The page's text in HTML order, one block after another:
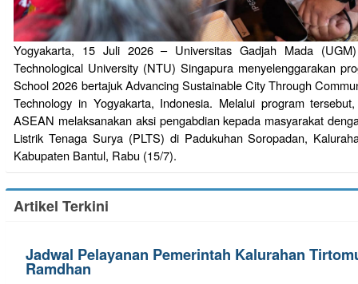
Yogyakarta, 15 Juli 2026 – Universitas Gadjah Mada
Technological University (NTU) Singapura menyelenggarakan
School 2026 bertajuk Advancing Sustainable City Through
Technology in Yogyakarta, Indonesia. Melalui program
ASEAN melaksanakan aksi pengabdian kepada masyarakat
Listrik Tenaga Surya (PLTS) di Padukuhan Soropadan,
Kabupaten Bantul, Rabu (15/7).
Artikel Terkini
Jadwal Pelayanan Pemerintah Kalurahan
Ramdhan